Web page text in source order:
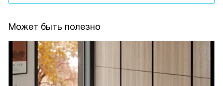
Может быть полезно